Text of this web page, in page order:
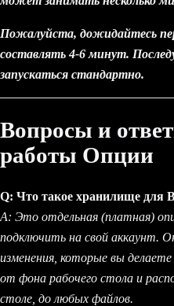
Пожалуйста, дожидайтесь
составлять 4-6 минут.
запускаться стандартно.
Вопросы и
работы Опции
Q: Что такое хранилище для
A: Это отдельная (платная)
подключить на свой аккаунт.
изменения, которые вы делаете
от фона рабочего стола и
столе, до любых файлов.